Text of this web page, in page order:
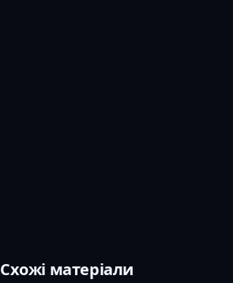
Схожі матеріали